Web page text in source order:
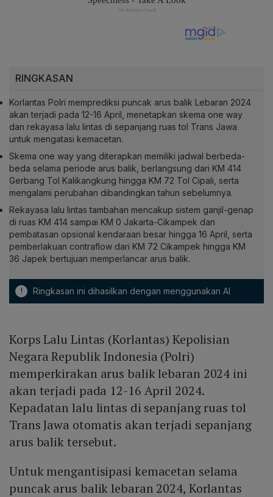
RINGKASAN
Korlantas Polri memprediksi puncak arus balik Lebaran 2024
akan terjadi pada 12-16 April, menetapkan skema one way
dan rekayasa lalu lintas di sepanjang ruas tol Trans Jawa
untuk mengatasi kemacetan.
Skema one way yang diterapkan memiliki jadwal berbeda-
beda selama periode arus balik, berlangsung dari KM 414
Gerbang Tol Kalikangkung hingga KM 72 Tol Cipali, serta
mengalami perubahan dibandingkan tahun sebelumnya.
Rekayasa lalu lintas tambahan mencakup sistem ganjil-genap
di ruas KM 414 sampai KM 0 Jakarta-Cikampek dan
pembatasan opsional kendaraan besar hingga 16 April, serta
pemberlakuan contraflow dari KM 72 Cikampek hingga KM
36 Japek bertujuan memperlancar arus balik.
! Ringkasan ini dihasilkan dengan menggunakan AI
Korps Lalu Lintas (Korlantas) Kepolisian
Negara Republik Indonesia (Polri)
memperkirakan arus balik lebaran 2024 ini
akan terjadi pada 12-16 April 2024.
Kepadatan lalu lintas di sepanjang ruas tol
Trans Jawa otomatis akan terjadi sepanjang
arus balik tersebut.
Untuk mengantisipasi kemacetan selama
puncak arus balik lebaran 2024, Korlantas